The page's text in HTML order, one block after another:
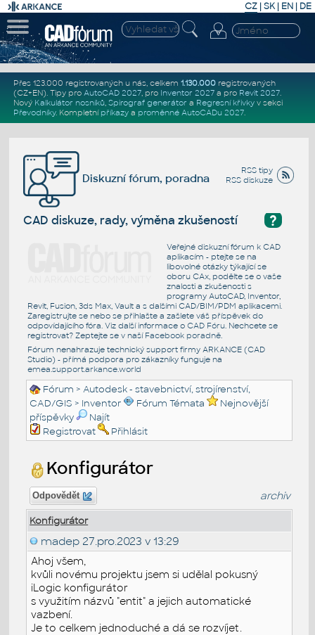
CZ | SK| EN | DE
Přes 123.000 registrovaných u nás, celkem 1.130.000registrovaných
(CZ+EN). Tipy pro AutoCAD 2027, pro Inventor 2027a pro Revit 2027.
Nový Kalkulátor nosníků, Spirograf generátor a Regresní křivkyv sekci
Převodníky. Kompletní příkazya proměnné AutoCADu 2027.
RSS tipy
RSS diskuze
Diskuzní fórum, poradna
?
CAD diskuze, rady, výměna zkušeností
Veřejné diskuzní fórum k CAD
aplikacím - ptejte se na
libovolné otázky týkající se
oboru CAx, podělte se o vaše
znalosti a zkušenosti s
programy AutoCAD, Inventor,
Revit, Fusion, 3ds Max, Vault a s dalšími CAD/BIM/PDM aplikacemi.
Zaregistrujte se nebo se přihlašte a zašlete váš příspěvek do
odpovídajícího fóra. Viz další informace o CAD Fóru. Nechcete se
registrovat? Zeptejte se v naší Facebook poradně.
Fórum nenahrazuje technický support firmy ARKANCE (CAD
Studio) - přímá podpora pro zákazníky funguje na
emea.support.arkance.world
Fórum >Autodesk - stavebnictví, strojírenství,
CAD/GIS > Inventor Fórum Témata
Nejnovější
příspěvky
Najít
Registrovat
Přihlásit
Konfigurátor
Odpovědět archiv
Konfigurátor
madep 27.pro.2023 v 13:29
Ahoj všem,
kvůli novému projektu jsem si udělal pokusný
iLogic konfigurátor
s využitím názvů "entit" a jejich automatické
vazbení.
Je to celkem jednoduché a dá se rozvíjet.